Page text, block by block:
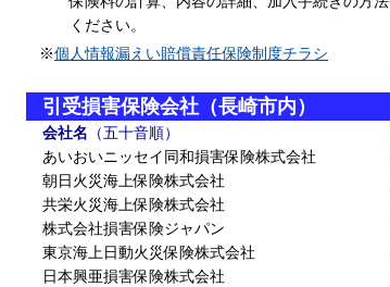
ください。
※個人情報漏えい賠償責任保険制度チラシ
引受損害保険会社（長崎市内）
会社名 （五十音順）
あいおいニッセイ同和損害保険株式会社
朝日火災海上保険株式会社
共栄火災海上保険株式会社
株式会社損害保険ジャパン
東京海上日動火災保険株式会社
日本興亜損害保険株式会社